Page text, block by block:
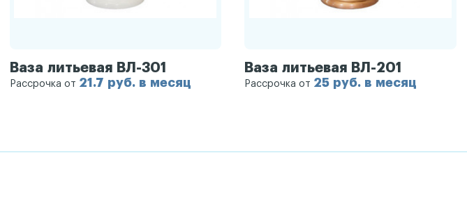
Ваза литьевая ВЛ-301
Рассрочка от 21.7 руб. в месяц
Ваза литьевая ВЛ-201
Рассрочка от 25 руб. в месяц